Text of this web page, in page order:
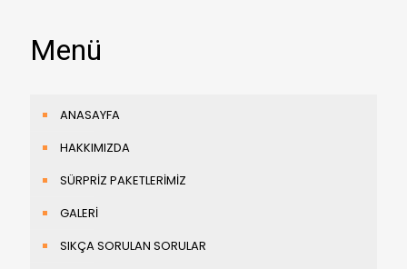
Menü
ANASAYFA
HAKKIMIZDA
SÜRPRİZ PAKETLERİMİZ
GALERİ
SIKÇA SORULAN SORULAR